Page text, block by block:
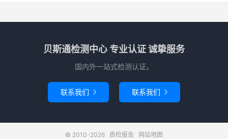
贝斯通检测中心 专业认证 诚挚服务
国内外一站式检测认证。
联系我们  联系我们 
© 2010-2026 质检报告
网站地图